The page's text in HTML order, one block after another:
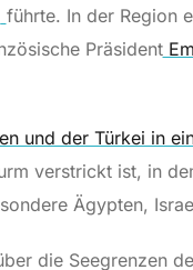
führte. In der Region
Präsident
und der Türkei in
verstrickt ist, in
Ägypten,
die Seegrenzen